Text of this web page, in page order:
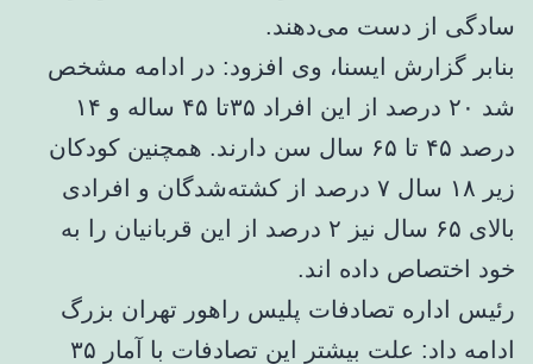
سادگی از دست می‌دهند.
بنابر گزارش ایسنا، وی افزود: در ادامه مشخص
شد ۲۰ درصد از این افراد ۳۵تا ۴۵ ساله و ۱۴
درصد ۴۵ تا ۶۵ سال سن دارند. همچنین کودکان
زیر ۱۸ سال ۷ درصد از کشته‌شدگان و افرادی
بالای ۶۵ سال نیز ۲ درصد از این قربانیان را به
خود اختصاص داده اند.
رئیس اداره تصادفات پلیس راهور تهران بزرگ
ادامه داد: علت بیشتر این تصادفات با آمار ۳۵